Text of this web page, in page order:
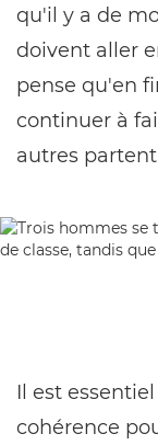
qu'il y a de
doivent aller
pense qu'en
continuer à
autres
Il est
cohérence